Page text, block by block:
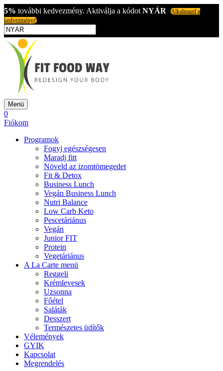
5% további kedvezmény. Aktiválja a kódot NYÁR
Alkalmazd a
kedvezményt!
Menü
0
Fiókom
Programok
Fogyj egészségesen
Maradj fitt
Növeld az izomtömegedet
Fit & Detox
Business Lunch
Vegán Business Lunch
Nutri Balance
Low Carb Keto
Pescetáriánus
Vegán
Junior FIT
Protein
Vegetáriánus
A La Carte menü
Reggeli
Krémlevesek
Uzsonna
Főétel
Saláták
Desszert
Természetes üdítők
Vélemények
GYIK
Kapcsolat
Megrendelés